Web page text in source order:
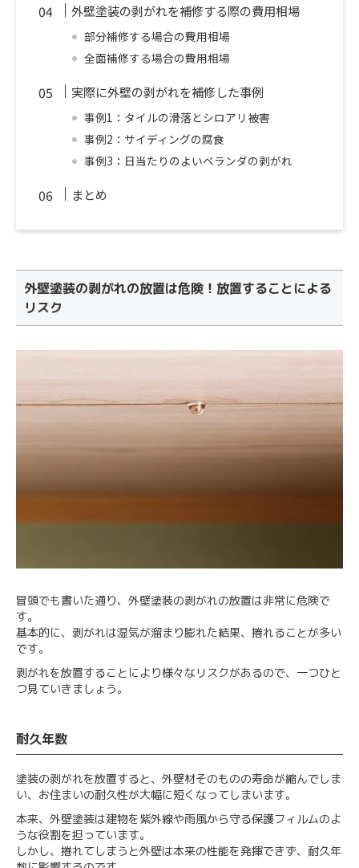
外壁塗装の剥がれを補修する際の費用相場
部分補修する場合の費用相場
全面補修する場合の費用相場
実際に外壁の剥がれを補修した事例
事例1：タイルの滑落とシロアリ被害
事例2：サイディングの腐食
事例3：日当たりのよいベランダの剥がれ
まとめ
外壁塗装の剥がれの放置は危険！放置することによる
リスク
冒頭でも書いた通り、外壁塗装の剥がれの放置は非常に危険で
す。
基本的に、剥がれは湿気が溜まり膨れた結果、捲れることが多い
です。
剥がれを放置することにより様々なリスクがあるので、一つひと
つ見ていきましょう。
耐久年数
塗装の剥がれを放置すると、外壁材そのものの寿命が縮んでしま
い、お住まいの耐久性が大幅に短くなってしまいます。
本来、外壁塗装は建物を紫外線や雨風から守る保護フィルムのよ
うな役割を担っています。
しかし、捲れてしまうと外壁は本来の性能を発揮できず、耐久年